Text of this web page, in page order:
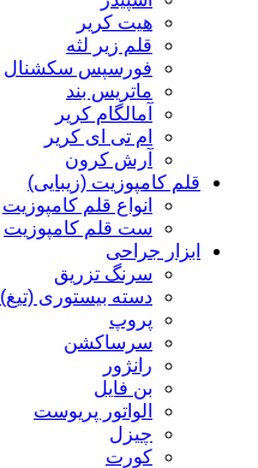
هیت کریر
قلم زیر لثه
فورسپس سکشنال
ماتریس بند
آمالگام کریر
ام تی ای کریر
آرش کرون
قلم کامپوزیت (زیبایی)
انواع قلم کامپوزیت
ست قلم کامپوزیت
ابزار جراحی
سرنگ تزریق
دسته بیستوری (تیغ)
پروپ
سرساکشن
رانژور
بن فایل
الواتور پریوست
چیزل
کورت